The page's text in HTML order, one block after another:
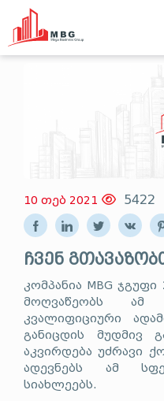
10 თებ 2021 5422
ჩვენ
კომპანია MBG
მოღვაწეობს ამ
კვალიფიციური
განიცდის მუდმივ
აკვირდება უძრავი
ადევნებს ამ
სიახლეებს.